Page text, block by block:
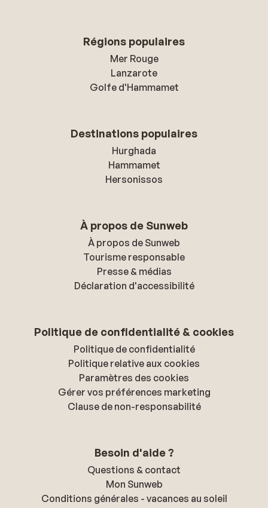
Régions populaires
Mer Rouge
Lanzarote
Golfe d'Hammamet
Destinations populaires
Hurghada
Hammamet
Hersonissos
À propos de Sunweb
À propos de Sunweb
Tourisme responsable
Presse & médias
Déclaration d'accessibilité
Politique de confidentialité & cookies
Politique de confidentialité
Politique relative aux cookies
Paramètres des cookies
Gérer vos préférences marketing
Clause de non-responsabilité
Besoin d'aide ?
Questions & contact
Mon Sunweb
Conditions générales - vacances au soleil